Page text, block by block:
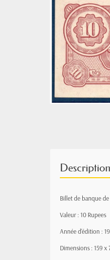
Description
Billet de banque
Valeur : 10 Rupees
Année d'édition :
Dimensions : 159 x